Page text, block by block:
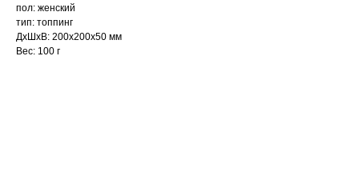
пол: женский
тип: топпинг
ДxШxВ: 200x200x50 мм
Вес: 100 г